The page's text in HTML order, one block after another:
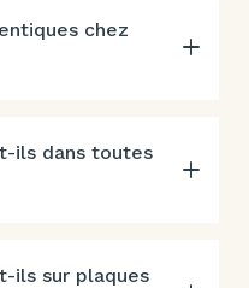
chez
ils dans toutes
ils sur plaques